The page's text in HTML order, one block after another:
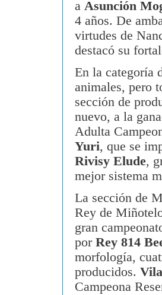
a Asunción
4 años. De
virtudes de
destacó su
En la categoría
animales, pero
sección de
nuevo, a la
Adulta
Yuri, que se
Rivisy Elude,
mejor sistema
La sección de
Rey de
gran
por Rey 814
morfología,
producidos.
Campeona